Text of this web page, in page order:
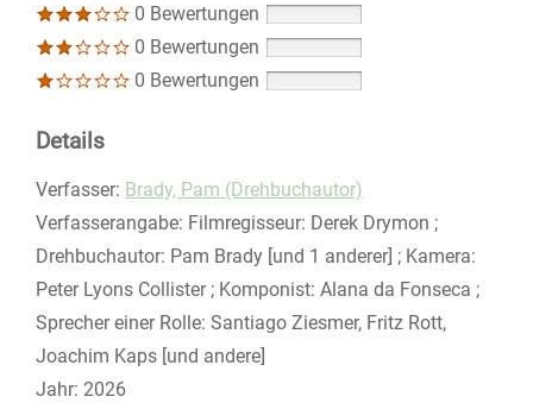
0 Bewertungen
0 Bewertungen
0 Bewertungen
Details
Verfasser: Suche nach diesem Verfasser
Brady, Pam (Drehbuchautor)
Verfasserangabe: Filmregisseur: Derek Drymon ;
Drehbuchautor: Pam Brady [und 1 anderer] ; Kamera:
Peter Lyons Collister ; Komponist: Alana da Fonseca ;
Sprecher einer Rolle: Santiago Ziesmer, Fritz Rott,
Joachim Kaps [und andere]
Jahr: 2026